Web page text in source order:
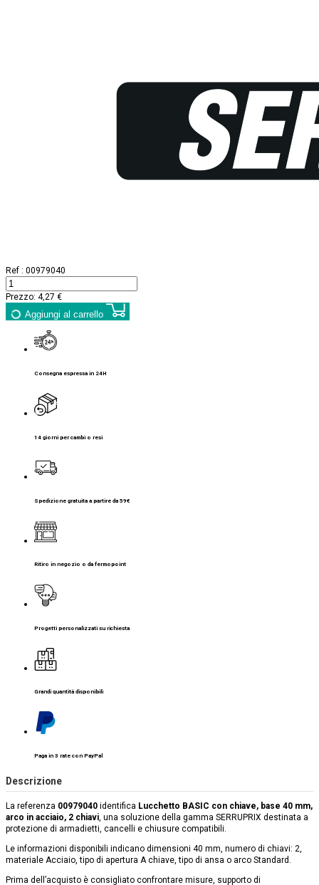
Ref : 00979040
Prezzo: 4,27 €
Aggiungi al carrello
Consegna espressa in 24H
14 giorni per cambi o resi
Spedizione gratuita a partire da 59€
Ritiro in negozio o da fermopoint
Progetti personalizzati su richiesta
Grandi quantità disponibili
Paga in 3 rate con PayPal
Descrizione
La referenza 00979040 identifica Lucchetto BASIC con chiave, base 40 mm,
arco in acciaio, 2 chiavi, una soluzione della gamma SERRUPRIX destinata a
protezione di armadietti, cancelli e chiusure compatibili.
Le informazioni disponibili indicano dimensioni 40 mm, numero di chiavi: 2,
materiale Acciaio, tipo di apertura A chiave, tipo di ansa o arco Standard.
Prima dell’acquisto è consigliato confrontare misure, supporto di